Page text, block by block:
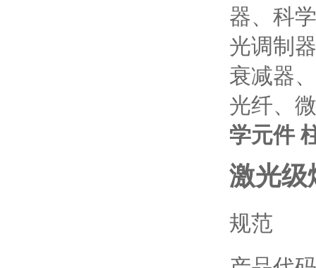
器、科
光调制
衰减器
光纤、
学元件
激光级
规范